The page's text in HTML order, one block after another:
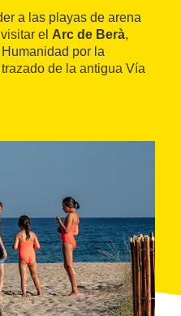
a las playas de arena
el Arc de Berà,
por la
de la antigua Vía